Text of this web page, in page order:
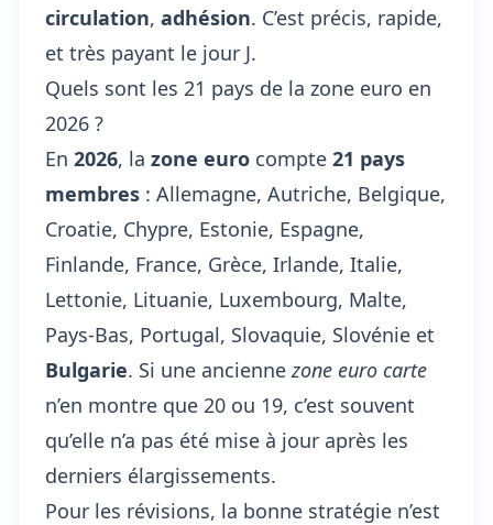
circulation, adhésion. C’est précis, rapide,
et très payant le jour J.
Quels sont les 21 pays de la zone euro en
2026 ?
En 2026, la zone euro compte 21 pays
membres : Allemagne, Autriche, Belgique,
Croatie, Chypre, Estonie, Espagne,
Finlande, France, Grèce, Irlande, Italie,
Lettonie, Lituanie, Luxembourg, Malte,
Pays-Bas, Portugal, Slovaquie, Slovénie et
Bulgarie. Si une anciennezone euro carte
n’en montre que 20 ou 19, c’est souvent
qu’elle n’a pas été mise à jour après les
derniers élargissements.
Pour les révisions, la bonne stratégie n’est